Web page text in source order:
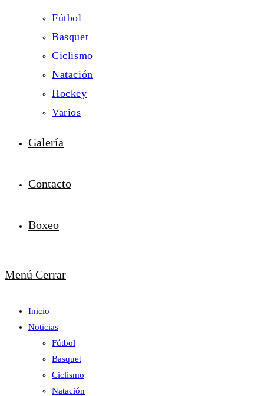
Fútbol
Basquet
Ciclismo
Natación
Hockey
Varios
Galería
Contacto
Boxeo
Menú Cerrar
Inicio
Noticias
Fútbol
Basquet
Ciclismo
Natación